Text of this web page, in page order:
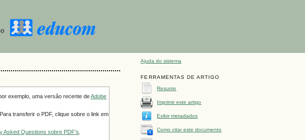
Ajuda do sistema
FERRAMENTAS DE ARTIGO
Resumo
Imprimir este artigo
Exibir metadados
Como citar este documento
exemplo, uma versão recente deAdobe
transferir o PDF, clique sobre o link em
Asked Questions sobre PDF's